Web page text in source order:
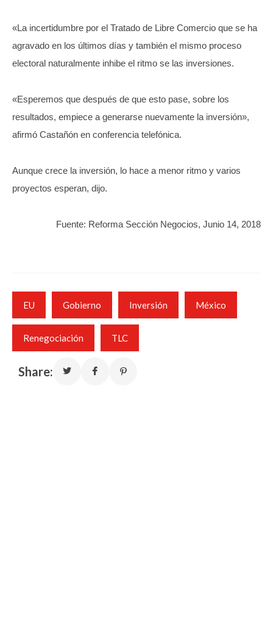
«La incertidumbre por el Tratado de Libre Comercio que se ha
agravado en los últimos días y también el mismo proceso
electoral naturalmente inhibe el ritmo se las inversiones.
«Esperemos que después de que esto pase, sobre los
resultados, empiece a generarse nuevamente la inversión»,
afirmó Castañón en conferencia telefónica.
Aunque crece la inversión, lo hace a menor ritmo y varios
proyectos esperan, dijo.
Fuente: Reforma Sección Negocios, Junio 14, 2018
EU Gobierno Inversión México
Renegociación TLC
Share: